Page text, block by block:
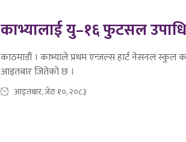
काभ्यालाई यु–१६ फुटसल उपाधि
काठमाडौं । काभ्याले प्रथम एन्जल्स हार्ट नेसनल स्कुल
आइतबार जितेको छ ।
आइतबार, जेठ १०, २०८३